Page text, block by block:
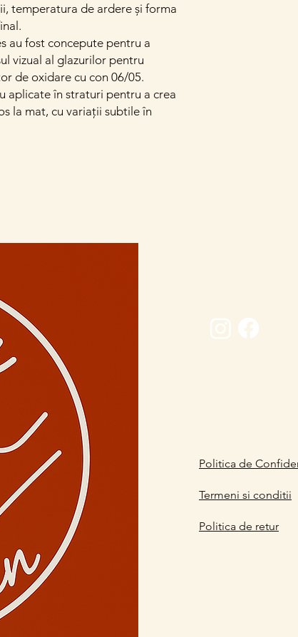
temperatura de ardere și forma
au fost concepute pentru a
vizual al glazurilor pentru
de oxidare cu con 06/05.
aplicate în straturi pentru a crea
la mat, cu variații subtile în
Politica de
Termeni si conditii
Politica de retur